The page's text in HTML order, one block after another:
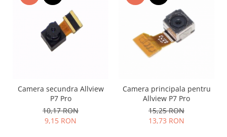
Motorola
Touchscreen Samsung
Camera secundra Allview
P7 Pro
10,17 RON
9,15 RON
Camera principala pentru
Allview P7 Pro
15,25 RON
13,73 RON